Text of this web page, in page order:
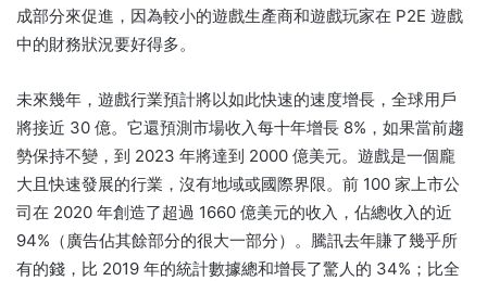
成部分來促進，因為較小的遊戲生產商和遊戲玩家在 P2E 遊戲
中的財務狀況要好得多。
未來幾年，遊戲行業預計將以如此快速的速度增長，全球用戶
將接近 30 億。 它還預測市場收入每十年增長 8%，如果當前趨
勢保持不變，到 2023 年將達到 2000 億美元。 遊戲是一個龐
大且快速發展的行業，沒有地域或國際界限。 前 100 家上市公
司在 2020 年創造了超過 1660 億美元的收入，佔總收入的近
94%（廣告佔其餘部分的很大一部分）。 騰訊去年賺了幾乎所
有的錢，比 2019 年的統計數據總和增長了驚人的 34%； 比全